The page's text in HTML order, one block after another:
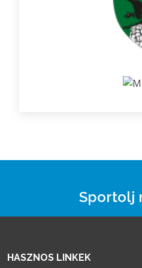
Sportolj
HASZNOS LINKEK